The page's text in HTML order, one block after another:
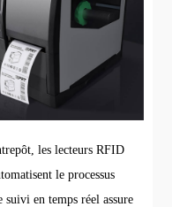
les lecteurs RFID
le processus
en temps réel assure